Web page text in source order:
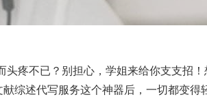
疼不已？别担心，学姐来给你支支招！
综述代写服务这个神器后，一切都变得